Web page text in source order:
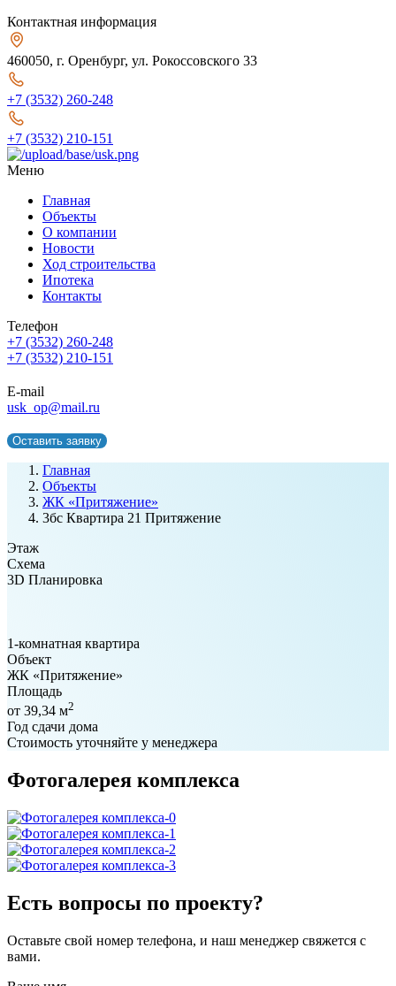
Контактная информация
460050, г. Оренбург, ул. Рокоссовского 33
+7 (3532) 260-248
+7 (3532) 210-151
Меню
Главная
Объекты
О компании
Новости
Ход строительства
Ипотека
Контакты
Телефон
+7 (3532) 260-248
+7 (3532) 210-151
E-mail
usk_op@mail.ru
Оставить заявку
Главная
Объекты
ЖК «Притяжение»
3бс Квартира 21 Притяжение
Этаж
Схема
3D Планировка
1-комнатная квартира
Объект
ЖК «Притяжение»
Площадь
от 39,34 м2
Год сдачи дома
Стоимость уточняйте у менеджера
Фотогалерея комплекса
Есть вопросы по проекту?
Оставьте свой номер телефона, и наш менеджер свяжется с
вами.